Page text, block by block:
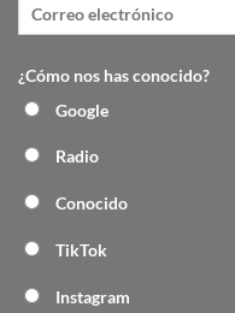
¿Cómo nos has conocido?
Google
Radio
Conocido
TikTok
Instagram